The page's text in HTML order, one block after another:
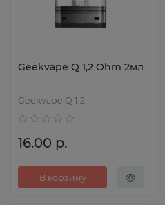
Geekvape Q 1,2 Ohm 2мл
Geekvape Q 1,2
16.00 р.
В корзину